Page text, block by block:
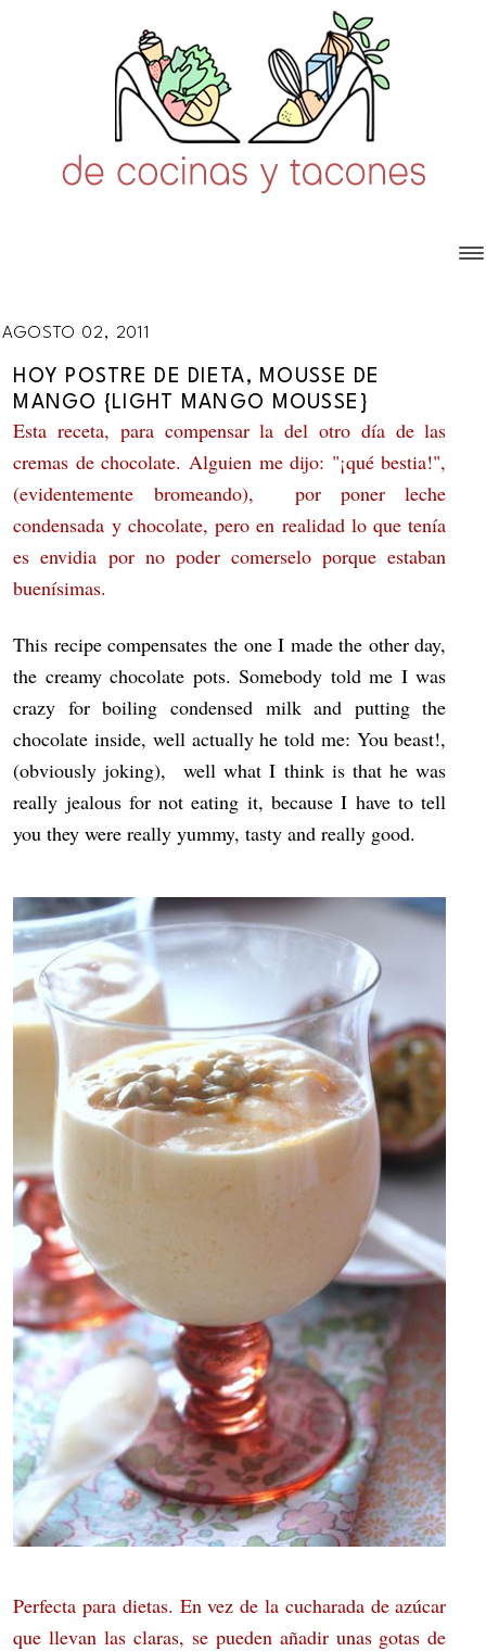
AGOSTO 02, 2011
HOY POSTRE DE DIETA, MOUSSE DE
MANGO {LIGHT MANGO MOUSSE}
Esta receta, para compensar la del otro día de las
cremas de chocolate. Alguien me dijo: "¡qué bestia!",
(evidentemente bromeando), por poner leche
condensada y chocolate, pero en realidad lo que tenía
es envidia por no poder comerselo porque estaban
buenísimas.
This recipe compensates the one I made the other day,
the creamy chocolate pots. Somebody told me I was
crazy for boiling condensed milk and putting the
chocolate inside, well actually he told me: You beast!,
(obviously joking), well what I think is that he was
really jealous for not eating it, because I have to tell
you they were really yummy, tasty and really good.
Perfecta para dietas. En vez de la cucharada de azúcar
que llevan las claras, se pueden añadir unas gotas de